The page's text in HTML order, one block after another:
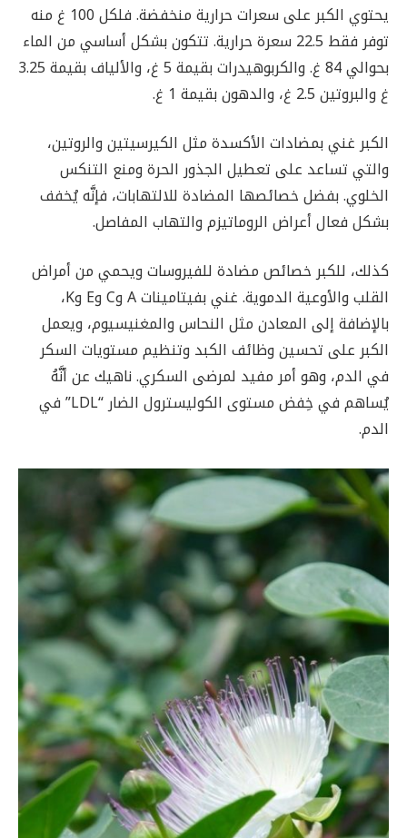
يحتوي الكبر على سعرات حرارية منخفضة. فلكل 100 غ منه
توفر فقط 22.5 سعرة حرارية. تتكون بشكل أساسي من الماء
بحوالي 84 غ. والكربوهيدرات بقيمة 5 غ، والألياف بقيمة 3.25
غ والبروتين 2.5 غ، والدهون بقيمة 1 غ.
الكبر غني بمضادات الأكسدة مثل الكيرسيتين والروتين،
والتي تساعد على تعطيل الجذور الحرة ومنع التنكس
الخلوي. بفضل خصائصها المضادة للالتهابات، فإنَّه يُخفف
بشكل فعال أعراض الروماتيزم والتهاب المفاصل.
كذلك، للكبر خصائص مضادة للفيروسات ويحمي من أمراض
القلب والأوعية الدموية. غني بفيتامينات A وC وE وK،
بالإضافة إلى المعادن مثل النحاس والمغنيسيوم، ويعمل
الكبر على تحسين وظائف الكبد وتنظيم مستويات السكر
في الدم، وهو أمر مفيد لمرضى السكري. ناهيك عن أنَّهُ
يُساهم في خِفض مستوى الكوليسترول الضار “LDL” في
الدم.